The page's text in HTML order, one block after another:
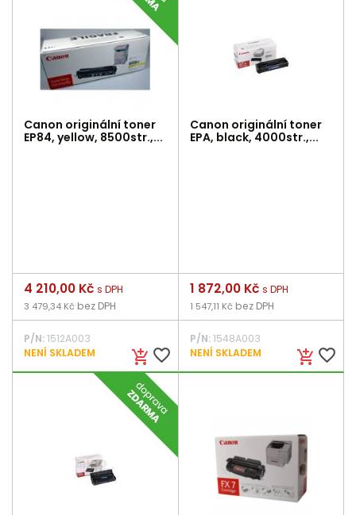
Canon originální toner
EP84, yellow, 8500str.,...
add_shopping_cart favorite_border
Cena
4 210,00 Kč s DPH
3 479,34 Kč bez DPH
P/N: 1512A003
NENÍ SKLADEM
Canon originální toner
EPA, black, 4000str.,...
add_shopping_cart favorite_border
Cena
1 872,00 Kč s DPH
1 547,11 Kč bez DPH
P/N:1548A003
NENÍ SKLADEM